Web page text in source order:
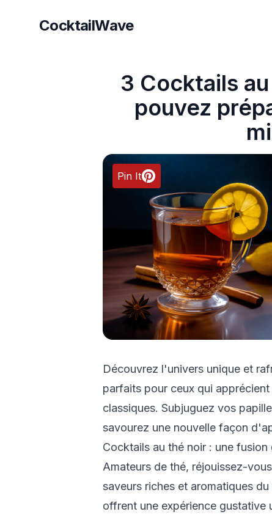
CocktailWave
CocktailWave
3 Cocktails
pouvez
Pin It
Découvrez l'univers unique et
parfaits pour ceux qui
classiques. Subjuguez vos
savourez une nouvelle façon
Cocktails au thé noir : une fusion
Amateurs de thé, réjouissez-
saveurs riches et aromatiques du
offrent une expérience gustative